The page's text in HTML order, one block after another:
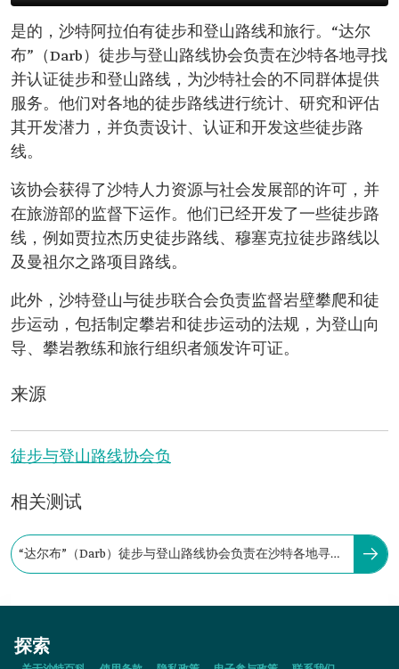
是的，沙特阿拉伯有徒步和登山路线和旅行。“达尔
布”（Darb）徒步与登山路线协会负责在沙特各地寻找
并认证徒步和登山路线，为沙特社会的不同群体提供
服务。他们对各地的徒步路线进行统计、研究和评估
其开发潜力，并负责设计、认证和开发这些徒步路
线。
该协会获得了沙特人力资源与社会发展部的许可，并
在旅游部的监督下运作。他们已经开发了一些徒步路
线，例如贾拉杰历史徒步路线、穆塞克拉徒步路线以
及曼祖尔之路项目路线。
此外，沙特登山与徒步联合会负责监督岩壁攀爬和徒
步运动，包括制定攀岩和徒步运动的法规，为登山向
导、攀岩教练和旅行组织者颁发许可证。
来源
徒步与登山路线协会负
相关测试
“达尔布”（Darb）徒步与登山路线协会负责在沙特各地寻找
探索